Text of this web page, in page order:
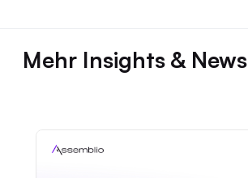
Mehr Insights & News